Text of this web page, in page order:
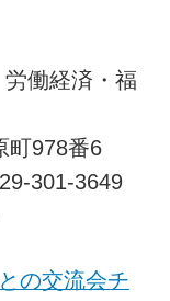
働経済・福
978番6
301-3649
の交流会チ